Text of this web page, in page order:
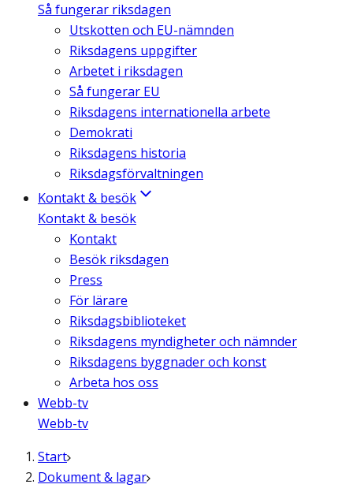
Så fungerar riksdagen
Utskotten och EU-nämnden
Riksdagens uppgifter
Arbetet i riksdagen
Så fungerar EU
Riksdagens internationella arbete
Demokrati
Riksdagens historia
Riksdagsförvaltningen
Kontakt & besök
Kontakt & besök
Kontakt
Besök riksdagen
Press
För lärare
Riksdagsbiblioteket
Riksdagens myndigheter och nämnder
Riksdagens byggnader och konst
Arbeta hos oss
Webb-tv
Webb-tv
Start
Dokument & lagar